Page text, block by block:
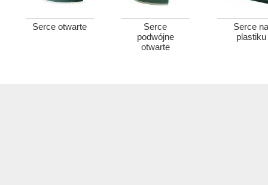
Serce otwarte
Serce
podwójne
otwarte
Serce
plastiku